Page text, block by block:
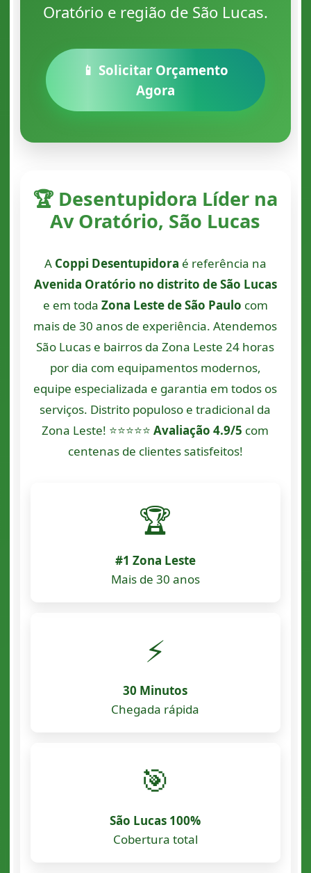
Oratório e região de São Lucas.
📱 Solicitar Orçamento
Agora
🏆 Desentupidora Líder na
Av Oratório, São Lucas
A Coppi Desentupidora é referência na
Avenida Oratório no distrito de São Lucas
e em toda Zona Leste de São Paulo com
mais de 30 anos de experiência. Atendemos
São Lucas e bairros da Zona Leste 24 horas
por dia com equipamentos modernos,
equipe especializada e garantia em todos os
serviços. Distrito populoso e tradicional da
Zona Leste! ⭐⭐⭐⭐⭐Avaliação 4.9/5 com
centenas de clientes satisfeitos!
🏆
#1 Zona Leste
Mais de 30 anos
⚡
30 Minutos
Chegada rápida
🎯
São Lucas 100%
Cobertura total